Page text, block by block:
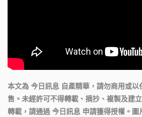
本文為 今日訊息 自產精華，請勿商用或
售。未經許可不得轉載、摘抄、複製及建
轉載，請通過 今日訊息 申請獲得授權。圖